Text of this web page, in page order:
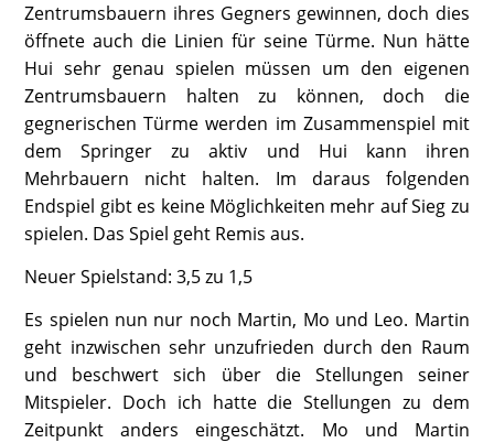
Zentrumsbauern ihres Gegners gewinnen, doch dies
öffnete auch die Linien für seine Türme. Nun hätte
Hui sehr genau spielen müssen um den eigenen
Zentrumsbauern halten zu können, doch die
gegnerischen Türme werden im Zusammenspiel mit
dem Springer zu aktiv und Hui kann ihren
Mehrbauern nicht halten. Im daraus folgenden
Endspiel gibt es keine Möglichkeiten mehr auf Sieg zu
spielen. Das Spiel geht Remis aus.
Neuer Spielstand: 3,5 zu 1,5
Es spielen nun nur noch Martin, Mo und Leo. Martin
geht inzwischen sehr unzufrieden durch den Raum
und beschwert sich über die Stellungen seiner
Mitspieler. Doch ich hatte die Stellungen zu dem
Zeitpunkt anders eingeschätzt. Mo und Martin